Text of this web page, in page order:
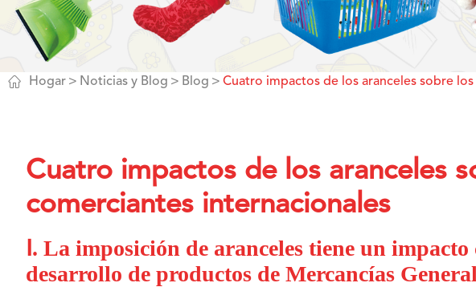
 Hogar Noticias y Blog Blog Cuatro impactos de los aranceles sobre
Cuatro impactos de los aranceles
comerciantes internacionales
Ⅰ. La imposición de aranceles tiene un
desarrollo de productos de Mercancías